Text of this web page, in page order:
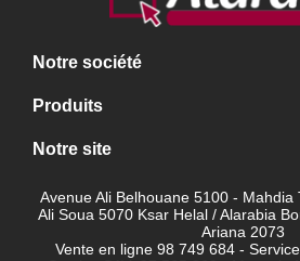
Notre société
Produits
Notre site
Avenue Ali Belhouane 5100 - Mahdia
Ali Soua 5070 Ksar Helal / Alarabia
Ariana 2073
Vente en ligne 98 749 684 -